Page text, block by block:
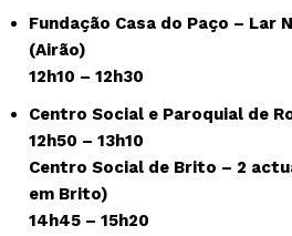
Fundação Casa do Paço – Lar
(Airão)
12h10 – 12h30
Centro Social e Paroquial de
12h50 – 13h10
Centro Social de Brito – 2
em Brito)
14h45 – 15h20